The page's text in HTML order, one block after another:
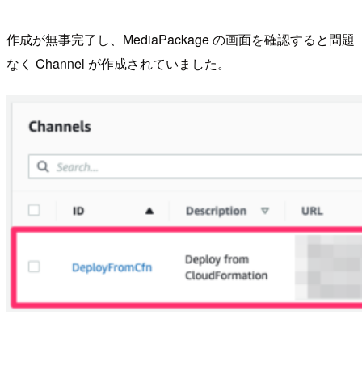
作成が無事完了し、MediaPackage の画面を確認すると問題
なく Channel が作成されていました。